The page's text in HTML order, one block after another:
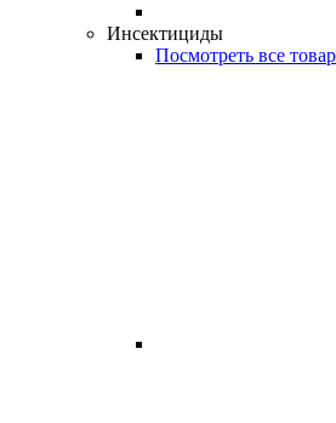
Инсектициды
Посмотреть все